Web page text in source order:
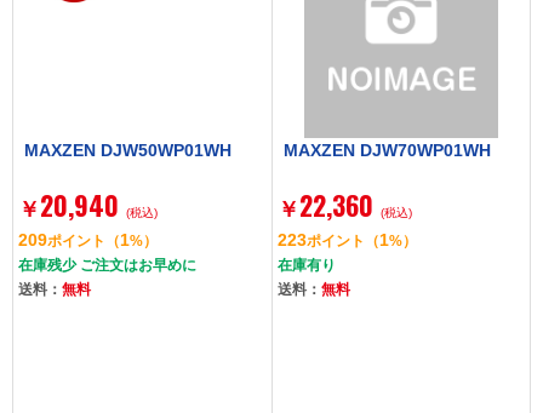
MAXZEN DJW50WP01WH
￥ 20,940 (税込)
209ポイント （1%）
在庫残少 ご注文はお早めに
送料：無料
MAXZEN DJW70WP01WH
￥ 22,360 (税込)
223ポイント （1%）
在庫有り
送料： 無料